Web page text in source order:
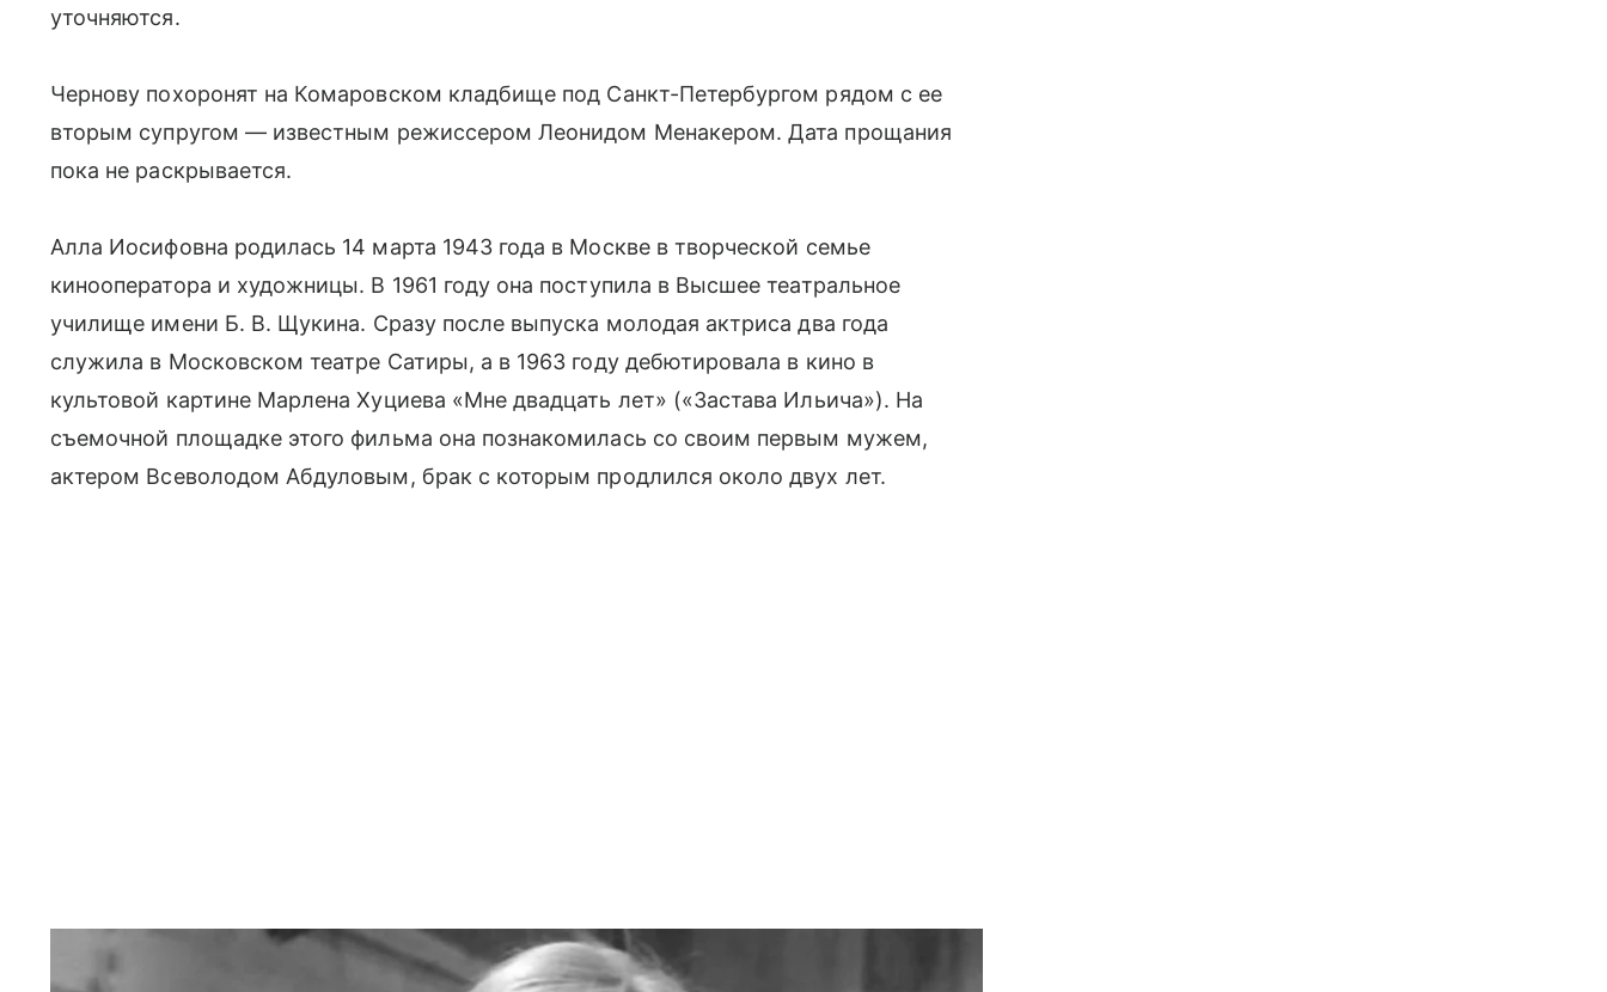
уточняются.
Чернову похоронят на Комаровском кладбище под Санкт-Петербургом рядом с ее
вторым супругом — известным режиссером Леонидом Менакером. Дата прощания
пока не раскрывается.
Алла Иосифовна родилась 14 марта 1943 года в Москве в творческой семье
кинооператора и художницы. В 1961 году она поступила в Высшее театральное
училище имени Б. В. Щукина. Сразу после выпуска молодая актриса два года
служила в Московском театре Сатиры, а в 1963 году дебютировала в кино в
культовой картине Марлена Хуциева «Мне двадцать лет» («Застава Ильича»). На
съемочной площадке этого фильма она познакомилась со своим первым мужем,
актером Всеволодом Абдуловым, брак с которым продлился около двух лет.